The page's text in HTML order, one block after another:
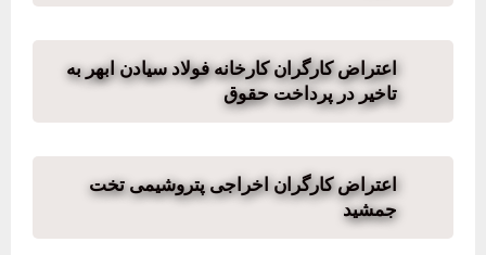
اعتراض کارگران کارخانه فولاد سیادن ابهر به
تاخیر در پرداخت حقوق
اعتراض کارگران اخراجی پتروشیمی تخت
جمشید